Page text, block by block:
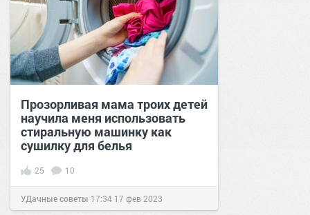
Прозорливая мама троих детей
научила меня использовать
стиральную машинку как
сушилку для белья
25 10
УДачные советы 17:34 17 фев 2023